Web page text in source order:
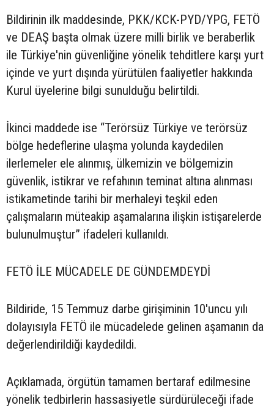
Bildirinin ilk maddesinde, PKK/KCK-PYD/YPG, FETÖ
ve DEAŞ başta olmak üzere milli birlik ve beraberlik
ile Türkiye'nin güvenliğine yönelik tehditlere karşı yurt
içinde ve yurt dışında yürütülen faaliyetler hakkında
Kurul üyelerine bilgi sunulduğu belirtildi.
İkinci maddede ise “Terörsüz Türkiye ve terörsüz
bölge hedeflerine ulaşma yolunda kaydedilen
ilerlemeler ele alınmış, ülkemizin ve bölgemizin
güvenlik, istikrar ve refahının teminat altına alınması
istikametinde tarihi bir merhaleyi teşkil eden
çalışmaların müteakip aşamalarına ilişkin istişarelerde
bulunulmuştur” ifadeleri kullanıldı.
FETÖ İLE MÜCADELE DE GÜNDEMDEYDİ
Bildiride, 15 Temmuz darbe girişiminin 10'uncu yılı
dolayısıyla FETÖ ile mücadelede gelinen aşamanın da
değerlendirildiği kaydedildi.
Açıklamada, örgütün tamamen bertaraf edilmesine
yönelik tedbirlerin hassasiyetle sürdürüleceği ifade